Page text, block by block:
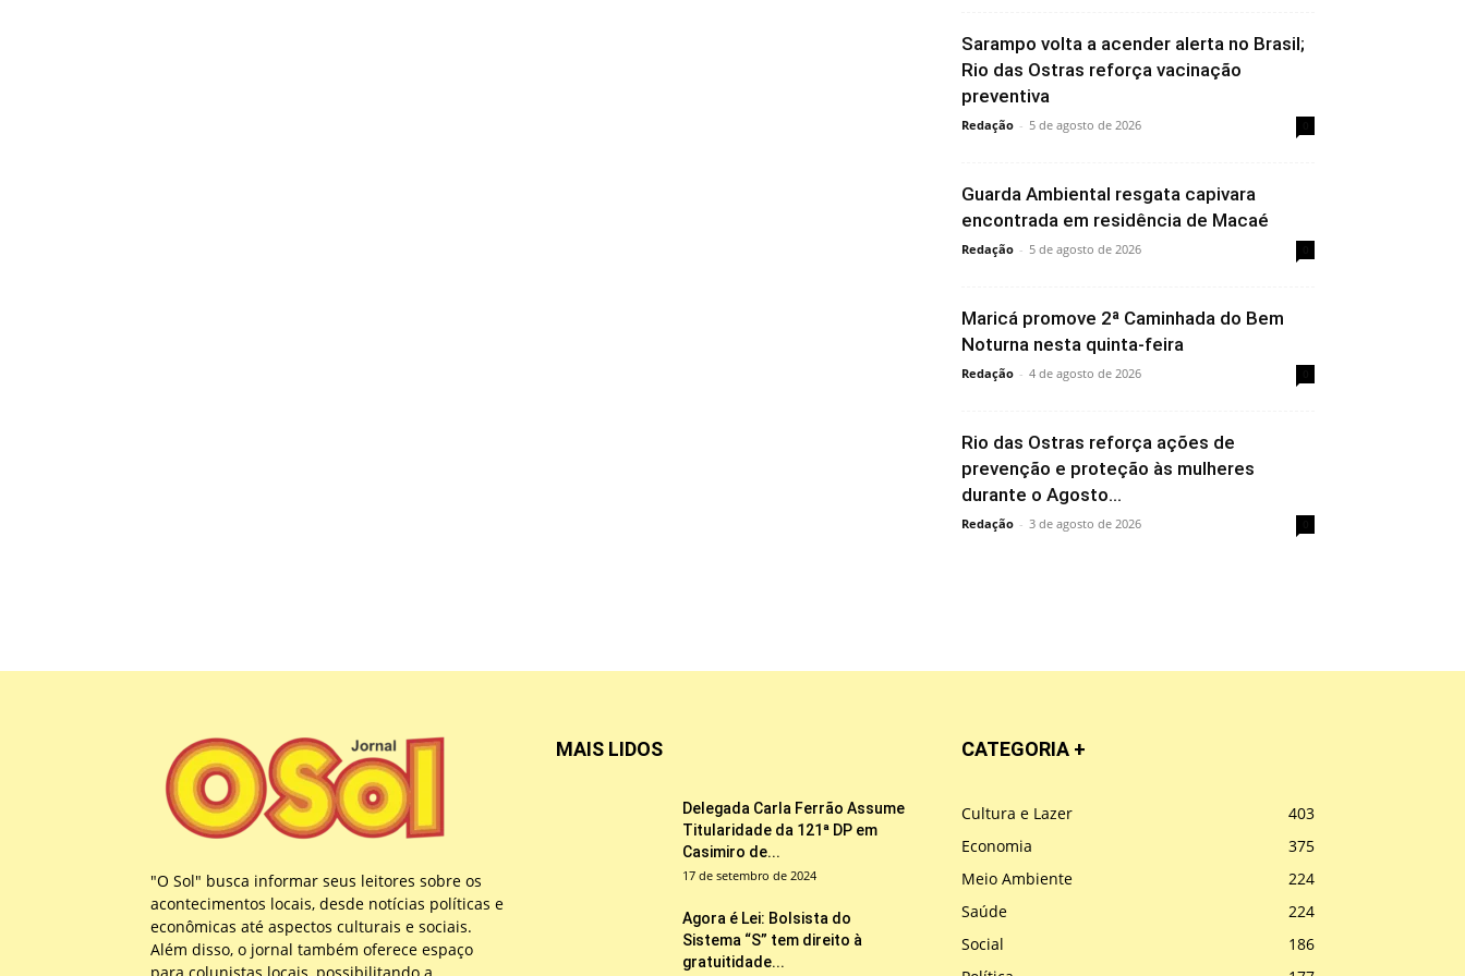
Sarampo volta a acender alerta no Brasil;
Rio das Ostras reforça vacinação
preventiva
Redação - 5 de agosto de 2026
Guarda Ambiental resgata capivara
encontrada em residência de Macaé
Redação - 5 de agosto de 2026
Maricá promove 2ª Caminhada do Bem
Noturna nesta quinta-feira
Redação - 4 de agosto de 2026
Rio das Ostras reforça ações de
prevenção e proteção às mulheres
durante o Agosto...
Redação - 3 de agosto de 2026
"O Sol" busca informar seus leitores sobre os
acontecimentos locais, desde notícias políticas e
econômicas até aspectos culturais e sociais.
Além disso, o jornal também oferece espaço
MAIS LIDOS
Delegada Carla Ferrão Assume
Titularidade da 121ª DP em
Casimiro de...
17 de setembro de 2024
Agora é Lei: Bolsista do
Sistema “S” tem direito à
gratuitidade...
CATEGORIA +
Cultura e Lazer
403
Economia
375
Meio Ambiente
224
Saúde
224
Social
186